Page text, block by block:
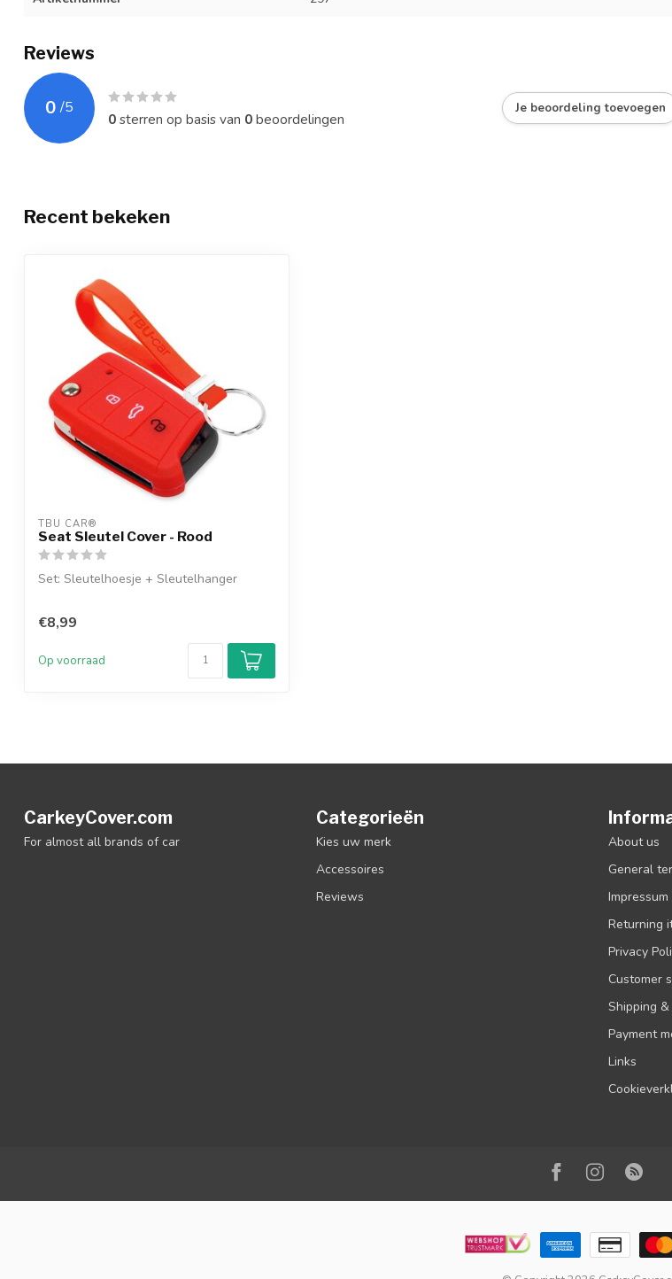
Reviews
0 /5
0sterren op basis van 0beoordelingen
Je beoordeling toevoegen
Recent bekeken
TBU CAR®
Seat Sleutel Cover - Rood
Set: Sleutelhoesje + Sleutelhanger
€8,99
Op voorraad
CarkeyCover.com
For almost all brands of car
Categorieën
Kies uw merk
Accessoires
Reviews
About us
General
Impressum
Returning
Privacy
Customer
Shipping
Payment
Links